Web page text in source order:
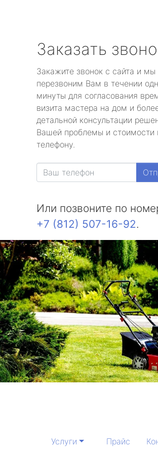
Заказать
Закажите звонок с сайта и мы
перезвоним Вам в течении
минуты для согласования
визита мастера на дом и
детальной консультации
Вашей проблемы и стоимости
телефону.
Или позвоните по
+7 (812) 507-16-92.
Услуги Прайс